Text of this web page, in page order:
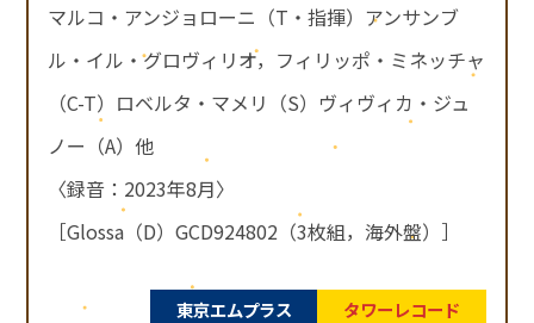
マルコ・アンジョローニ（T・指揮）アンサンブ
ル・イル・グロヴィリオ，フィリッポ・ミネッチャ
（C-T）ロベルタ・マメリ（S）ヴィヴィカ・ジュ
ノー（A）他
〈録音：2023年8月〉
［Glossa（D）GCD924802（3枚組，海外盤）］
東京エムプラス タワーレコード